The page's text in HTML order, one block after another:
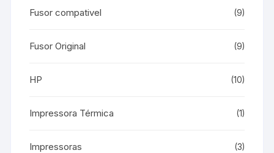
Fusor compativel (9)
Fusor Original (9)
HP (10)
Impressora Térmica (1)
Impressoras (3)